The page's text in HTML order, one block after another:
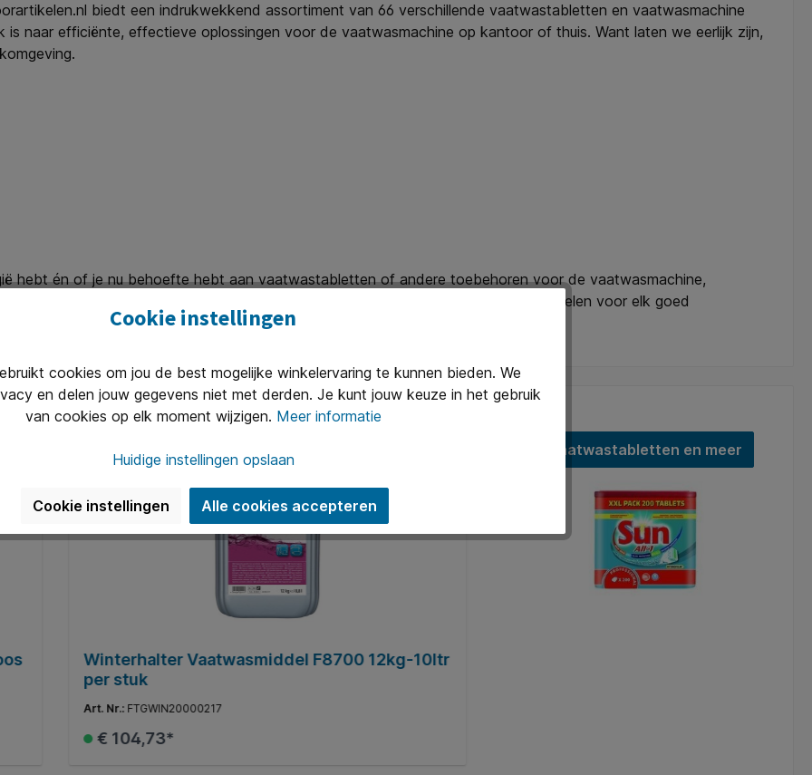
biedt een indrukwekkend assortiment van 66 verschillende vaatwastabletten en vaatwasmachine
naar efficiënte, effectieve oplossingen voor de vaatwasmachine op kantoor of thuis. Want laten we eerlijk zijn,
hebt én of je nu behoefte hebt aan vaatwastabletten of andere toebehoren voor de vaatwasmachine,
voldoen. Want ja, ook de keuze van vaatwastabletten hoort bij de essentiële artikelen voor elk goed
Nog maar 3 op voorraad
Winterhalter Vaatwasmiddel F8700 12kg-10ltr
per stuk
Art. Nr.: FTGWIN20000217
€ 104,73*
Vaatwastabletten en meer
Cookie instellingen
cookies om jou de best mogelijke winkelervaring te kunnen bieden. We
en delen jouw gegevens niet met derden. Je kunt jouw keuze in het gebruik
van cookies op elk moment wijzigen. Meer informatie
Huidige instellingen opslaan
Cookie instellingen Alle cookies accepteren